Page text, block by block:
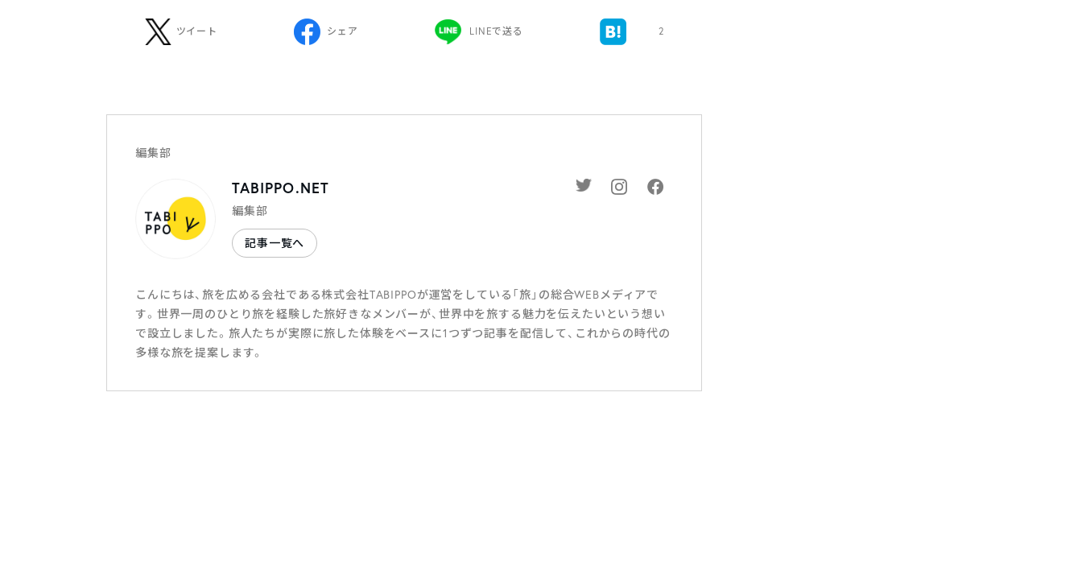
ツイート シェア LINEで送る 2
編集部
TABIPPO.NET
編集部
記事一覧へ
こんにちは、旅を広める会社である株式会社TABIPPOが運営をしている「旅」の総合WEBメディアで
す。世界一周のひとり旅を経験した旅好きなメンバーが、世界中を旅する魅力を伝えたいという想い
で設立しました。旅人たちが実際に旅した体験をベースに1つずつ記事を配信して、これからの時代の
多様な旅を提案します。